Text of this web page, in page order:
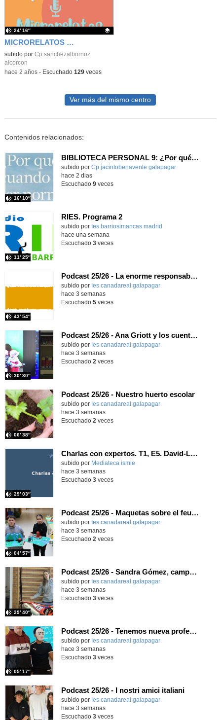
MICRORELATOS - 2024
Contenido educativo.
subido por Cp sanchezalbornoz
alcorcon
24′ 16″
-hace 2 años- Escuchado 129veces
Ver más del mismo centro
Contenidos relacionados:
BIBLIOTECA PERSONAL 9: ¿Por qué ser feliz cuando puedes ser normal?
Contenido educativo.
subido por Cp jacintobenavente galapagar
16′ 10″
-
hace 2 dias
Escuchado 9veces
RIES. Programa 2
Contenido educativo.
subido por Ies barriosimancas madrid
11′ 25″
hace una semana
Escuchado 3veces
Podcast 25/26 - La enorme responsabilidad de ser juez
subido por Ies canadareal galapagar
43′ 54″
-
hace 3 semanas
Escuchado 5veces
Podcast 25/26 - Ana Griott y los cuentos de las voces olvidadas
subido por Ies canadareal galapagar
30′ 30″
-
hace 3 semanas
Escuchado 2 veces
Podcast 25/26 - Nuestro huerto escolar
subido por Ies canadareal galapagar
06′ 38″
-
hace 3 semanas
Escuchado 2 veces
Charlas con expertos. T1, E5. David-Li Ilundáin Reviriego
subido por Mediateca ismie
29′ 03″
hace 3 semanas
Escuchado 3veces
Podcast 25/26 - Maquetas sobre el feudalismo
subido por Ies canadareal galapagar
04′ 57″
-
hace 3 semanas
Escuchado 2 veces
Podcast 25/26 - Sandra Gómez, campeona de Enduro
subido por Ies canadareal galapagar
29′ 40″
-
hace 3 semanas
Escuchado 3veces
Podcast 25/26 - Tenemos nueva profesora de Griego ¿Conoces a María Eugenia?
subido por Ies canadareal galapagar
05′ 17″
-
hace 3 semanas
Escuchado 3veces
Podcast 25/26 - I nostri amici italiani
subido por Ies canadareal galapagar-
hace 3 semanas
Escuchado 3veces